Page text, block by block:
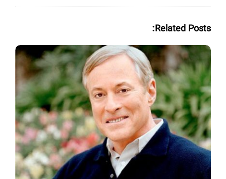
Related Posts: